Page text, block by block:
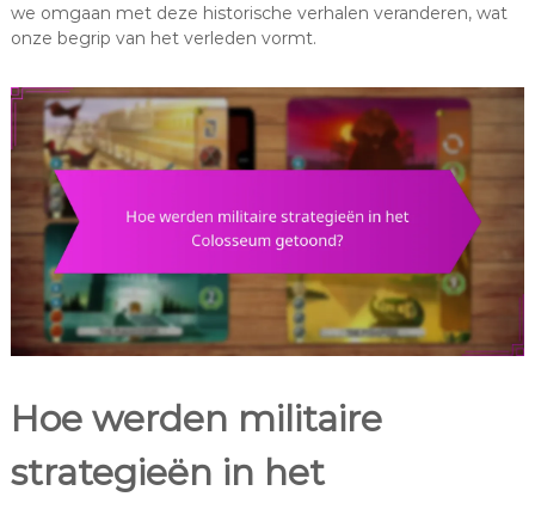
we omgaan met deze historische verhalen veranderen, wat
onze begrip van het verleden vormt.
Hoe werden militaire
strategieën in het